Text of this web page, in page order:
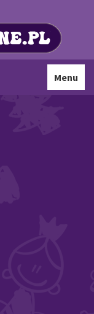
Toggle
Menu